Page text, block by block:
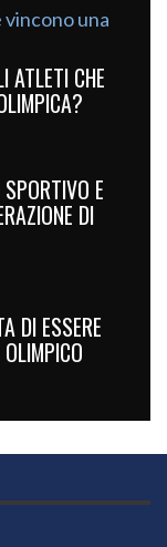
ATLETI CHE
E
DI
DI ESSERE